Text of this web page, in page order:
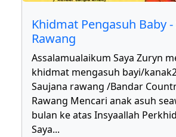
Khidmat Pengasuh Baby -
Rawang
Assalamualaikum Saya Zuryn
khidmat mengasuh bayi/
Saujana rawang /Bandar
Rawang Mencari anak asuh
bulan ke atas Insyaallah
Saya...